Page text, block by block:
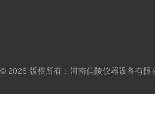
© 2026 版权所有：河南信陵仪器设备有限